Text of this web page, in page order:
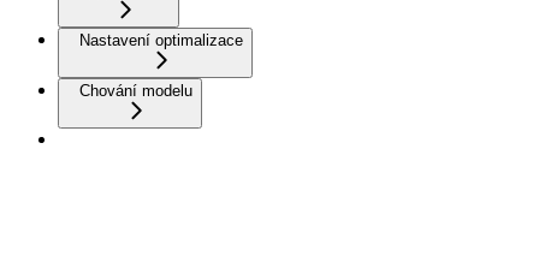
Nastavení optimalizace
Chování modelu